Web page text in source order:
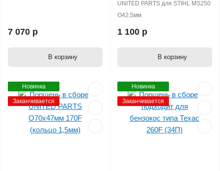
7 070 р
В корзину
UNITED PARTS для STIHL MS250
O42,5мм
1 100 р
В корзину
Новинка
Заканчивается
Новинка
Заканчивается